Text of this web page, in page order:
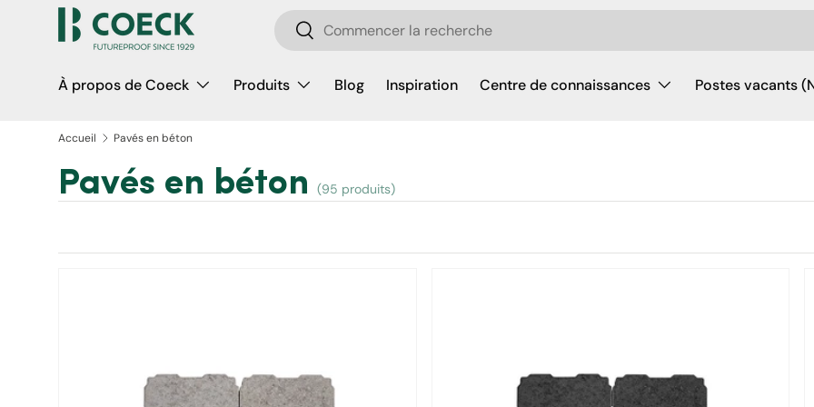
Aller au contenu Recherche
Rechercher
À propos de Coeck Produits Blog Inspiration Centre de connaissances Postes vacants
Accueil Pavés en béton
Pavés en béton (95 produits)